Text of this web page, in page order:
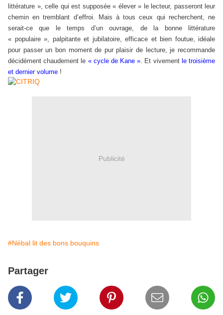
littérature », celle qui est supposée « élever » le lecteur, passeront leur
chemin en tremblant d’effroi. Mais à tous ceux qui recherchent, ne
serait-ce que le temps d’un ouvrage, de la bonne littérature
« populaire », palpitante et jubilatoire, efficace et bien foutue, idéale
pour passer un bon moment de pur plaisir de lecture, je recommande
décidément chaudement le « cycle de Kane ». Et vivement le troisième
et dernier volume !
Publicité
#Nébal lit des bons bouquins
Partager